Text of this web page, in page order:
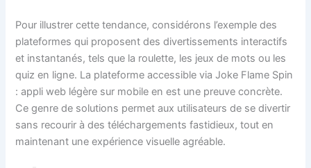
Pour illustrer cette tendance, considérons l’exemple des
plateformes qui proposent des divertissements interactifs
et instantanés, tels que la roulette, les jeux de mots ou les
quiz en ligne. La plateforme accessible via Joke Flame Spin
: appli web légère sur mobile en est une preuve concrète.
Ce genre de solutions permet aux utilisateurs de se divertir
sans recourir à des téléchargements fastidieux, tout en
maintenant une expérience visuelle agréable.